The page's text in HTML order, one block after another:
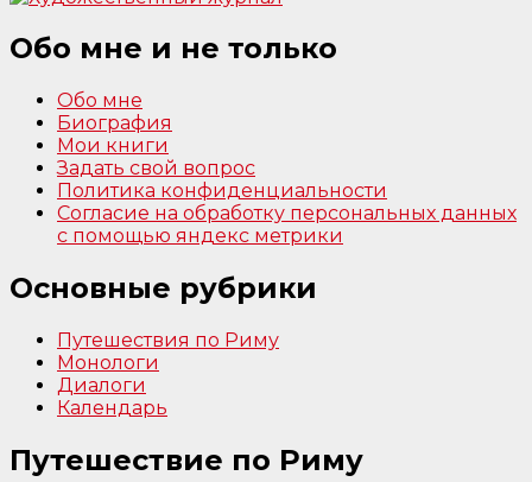
Обо мне и не только
Обо мне
Биография
Мои книги
Задать свой вопрос
Политика конфиденциальности
Согласие на обработку персональных данных
с помощью яндекс метрики
Основные рубрики
Путешествия по Риму
Монологи
Диалоги
Календарь
Путешествие по Риму